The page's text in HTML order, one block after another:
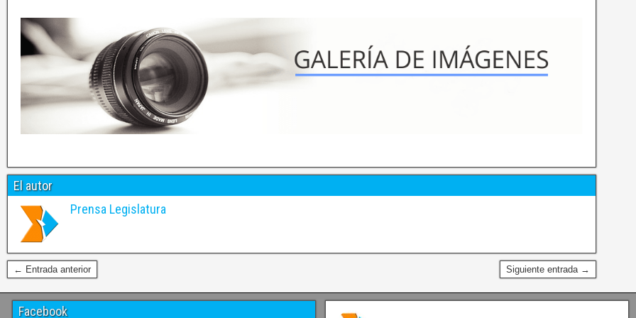
El autor
Prensa Legislatura
← Entrada anterior Siguiente entrada →
Facebook